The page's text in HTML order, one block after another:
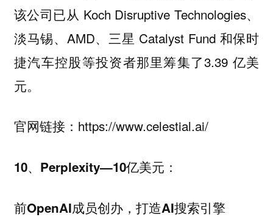
该公司已从 Koch Disruptive Technologies、
淡马锡、AMD、三星 Catalyst Fund 和保时
捷汽车控股等投资者那里筹集了3.39 亿美
元。
官网链接：https://www.celestial.ai/
10、Perplexity—10亿美元：
前OpenAI成员创办，打造AI搜索引擎